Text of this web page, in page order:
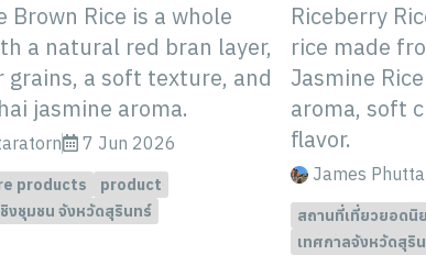
Brown Rice is a whole
a natural red bran layer,
grains, a soft texture, and
jasmine aroma.
7 Jun 2026
products
product
งชุมชน จังหวัดสุรินทร์
Riceberry
rice made
Jasmine
aroma, soft
flavor.
James
สถานที่เที่ยวยอดนิ
เทศกาลจังหวัดสุริ